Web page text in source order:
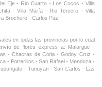
Eje - Rio Cuarto - Los Cocos - Villa
- Villa María - Rio Tercero - Villa
Brochero - Carlos Paz
en todas las provincias por lo cual
de flores express a: Malargüe -
- Chacras de Coria - Godoy Cruz -
- Potrerillos - San Rafael - Mendoza -
- Tunuyan - San Carlos - Las